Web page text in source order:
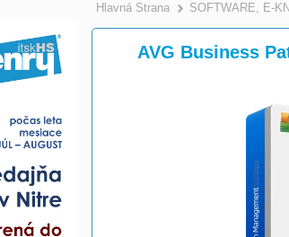
Hlavná Strana >
SOFTWARE, E-
AVG Business